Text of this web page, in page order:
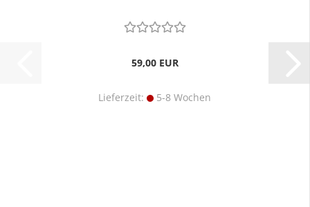
59,00 EUR
Lieferzeit: 5-8 Wochen